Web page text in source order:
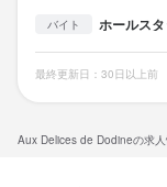
Aux Delices de Dodineの求人
バイト ホールス
最終更新日：30日以上前